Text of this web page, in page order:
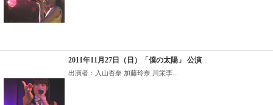
2011年11月27日（日）「僕の太陽」 公演
出演者：入山杏奈 加藤玲奈 川栄李...